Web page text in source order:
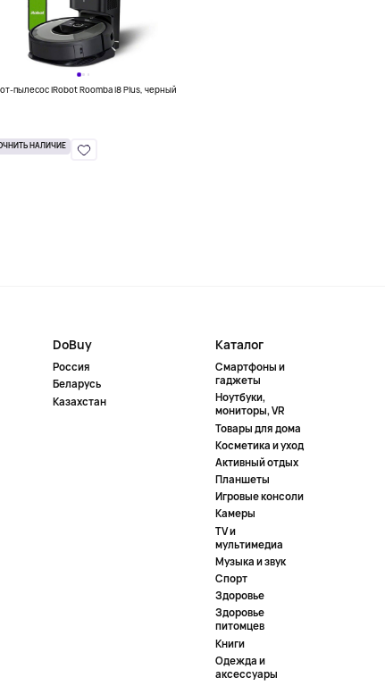
Робот-пылесос iRobot Roomba i8 Plus, черный
НАЛИЧИЕ
DoBuy
Россия
Беларусь
Казахстан
Каталог
Смартфоны и
гаджеты
Ноутбуки,
мониторы, VR
Товары для дома
Косметика и уход
Активный отдых
Планшеты
Игровые консоли
Камеры
TV и
мультимедиа
Музыка и звук
Спорт
Здоровье
Здоровье
питомцев
Книги
Одежда и
аксессуары